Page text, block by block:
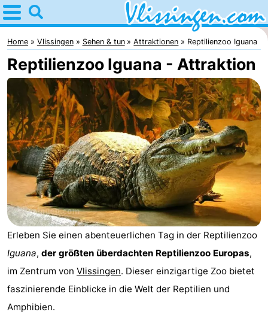
Home
Vlissingen
Tipps
Für
kindern
Übernachten
Appartements
-
Martina
Campingplätze
Ferienhäuser
-
Duinzicht
-
Galgewei
-
Home Vlissingen Sehen & tun Attraktionen Reptilienzoo Iguana
Reptilienzoo Iguana - Attraktion
Erleben Sie einen abenteuerlichen Tag in der Reptilienzoo
Iguana, der größten überdachten Reptilienzoo Europas,
im Zentrum von Vlissingen. Dieser einzigartige Zoo bietet
faszinierende Einblicke in die Welt der Reptilien und
Amphibien.